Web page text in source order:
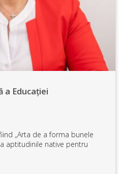
a Educației
„Arta de a forma bunele
aptitudinile native pentru